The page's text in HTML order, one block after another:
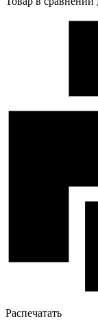
Распечатать